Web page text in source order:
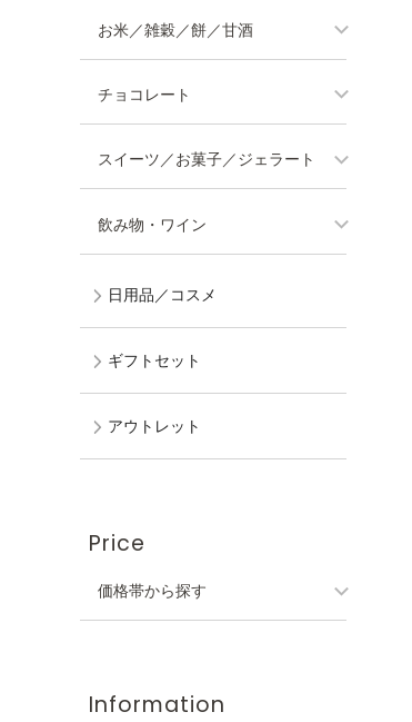
お米／雑穀／餅／甘酒
チョコレート
スイーツ／お菓子／ジェラート
飲み物・ワイン
日用品／コスメ
ギフトセット
アウトレット
Price
価格帯から探す
Information